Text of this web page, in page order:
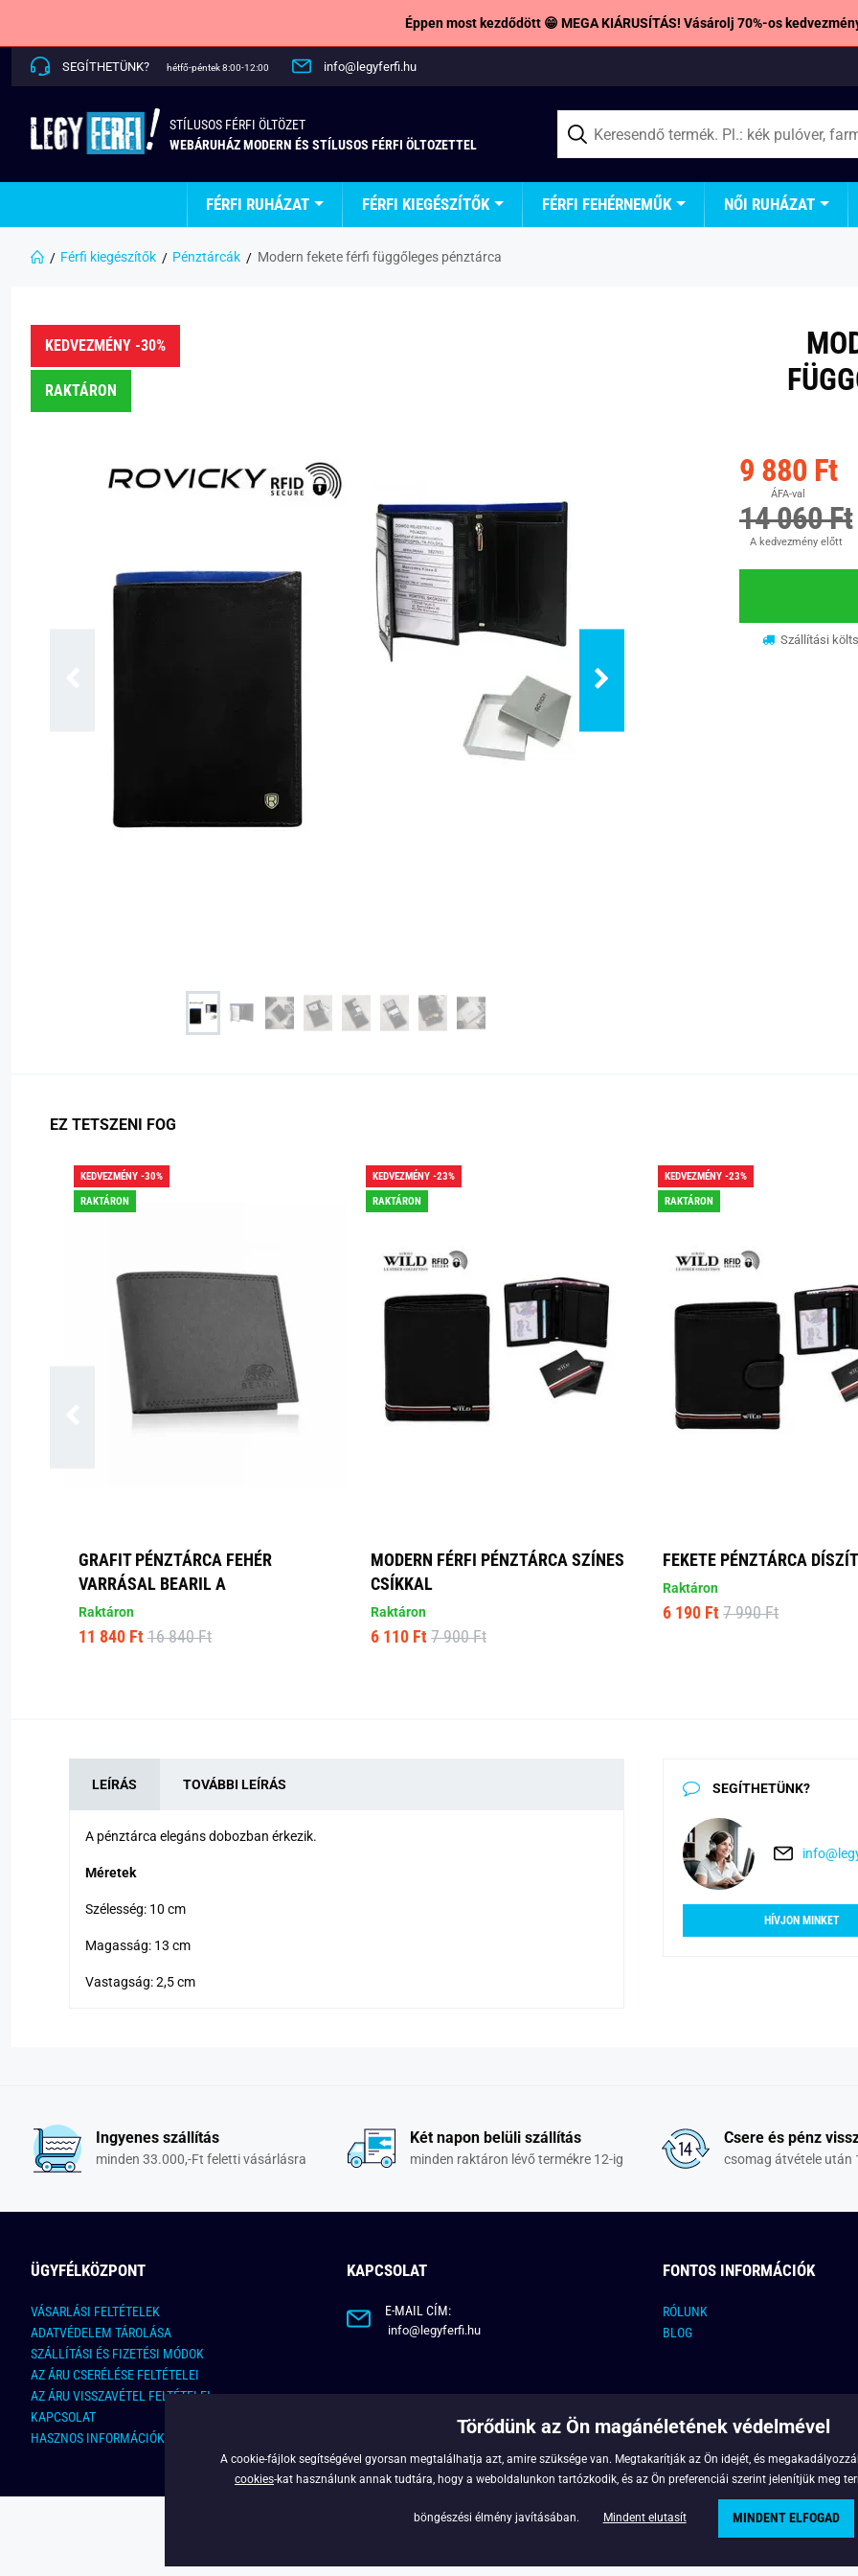
Éppen most kezdődött 😁 MEGA KIÁRUSÍTÁS! Vásárolj 70%-os
SEGÍTHETÜNK? hétfő-péntek 8:00-12:00 info@legyferfi.hu
STÍLUSOS FÉRFI ÖLTÖZET
WEBÁRUHÁZ MODERN ÉS STÍLUSOS FÉRFI ÖLTOZETTEL
FÉRFI RUHÁZAT FÉRFI KIEGÉSZÍTŐK FÉRFI FEHÉRNEMŰK NŐI RUHÁZAT
Férfi kiegészítők Pénztárcák Modern fekete férfi függőleges pénztárca
KEDVEZMÉNY -30%
RAKTÁRON
9 880 Ft
ÁFA-val
14 060 Ft
A kedvezmény előtt
Szállítási
EZ TETSZENI FOG
KEDVEZMÉNY -30%
RAKTÁRON
GRAFIT PÉNZTÁRCA FEHÉR
VARRÁSAL BEARIL A
Raktáron
11 840 Ft 16 840 Ft
KEDVEZMÉNY -23%
RAKTÁRON
MODERN FÉRFI PÉNZTÁRCA SZÍNES
CSÍKKAL
Raktáron
6 110 Ft 7 900 Ft
KEDVEZMÉNY -23%
RAKTÁRON
FEKETE PÉNZTÁRCA
Raktáron
6 190 Ft 7 990 Ft
LEÍRÁS TOVÁBBI LEÍRÁS
A pénztárca elegáns dobozban érkezik.
Méretek
Szélesség: 10 cm
Magasság: 13 cm
Vastagság: 2,5 cm
SEGÍTHETÜNK?
HÍVJON MINKET
Ingyenes szállítás
minden 33.000,-Ft feletti vásárlásra
Két napon belüli szállítás
minden raktáron lévő termékre 12-ig
Csere és pénz
csomag átvétele után
ÜGYFÉLKÖZPONT
VÁSARLÁSI FELTÉTELEK
ADATVÉDELEM TÁROLÁSA
SZÁLLÍTÁSI ÉS FIZETÉSI MÓDOK
AZ ÁRU CSERÉLÉSE FELTÉTELEI
AZ ÁRU VISSZAVÉTEL FELTÉTELEI
KAPCSOLAT
HASZNOS INFORMÁCIÓK
KAPCSOLAT
E-MAIL CÍM:
info@legyferfi.hu
FONTOS INFORMÁCIÓK
RÓLUNK
BLOG
Copyright © 2022 - Legyferfi.hu
Törődünk az Ön magánéletének védelmével
A cookie-fájlok segítségével gyorsan megtalálhatja azt, amire szüksége van. Megtakarítják az Ön idejét, és
cookies-kat használunk annak tudtára, hogy a weboldalunkon tartózkodik, és az Ön preferenciái szerint jelenítjük meg
böngészési élmény javításában. Mindent elutasít MINDENT ELFOGAD